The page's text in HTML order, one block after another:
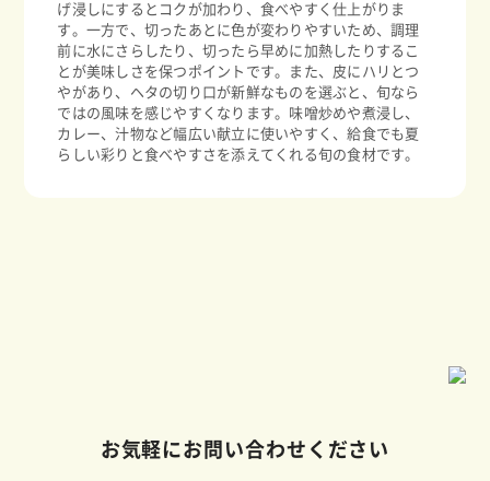
げ浸しにするとコクが加わり、食べやすく仕上がりま
す。一方で、切ったあとに色が変わりやすいため、調理
前に水にさらしたり、切ったら早めに加熱したりするこ
とが美味しさを保つポイントです。また、皮にハリとつ
やがあり、ヘタの切り口が新鮮なものを選ぶと、旬なら
ではの風味を感じやすくなります。味噌炒めや煮浸し、
カレー、汁物など幅広い献立に使いやすく、給食でも夏
らしい彩りと食べやすさを添えてくれる旬の食材です。
お気軽にお問い合わせください